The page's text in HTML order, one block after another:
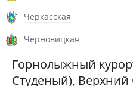
Черкасская
Черновицкая
Горнолыжный
Студеный), Верхний